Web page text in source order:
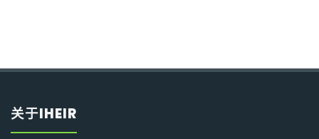
关于IHEIR